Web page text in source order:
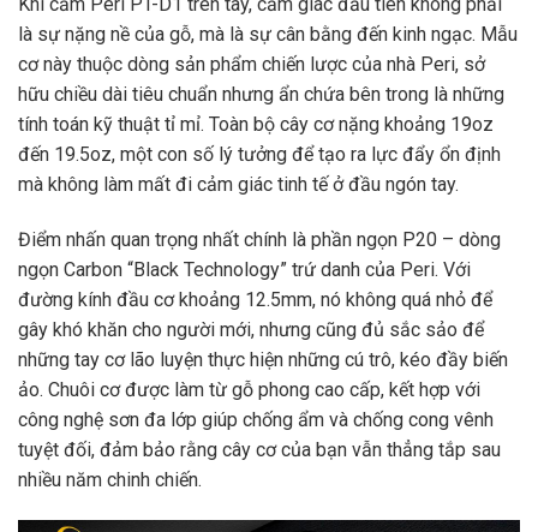
là sự nặng nề của gỗ, mà là sự cân bằng đến kinh ngạc. Mẫu
cơ này thuộc dòng sản phẩm chiến lược của nhà Peri, sở
hữu chiều dài tiêu chuẩn nhưng ẩn chứa bên trong là những
tính toán kỹ thuật tỉ mỉ. Toàn bộ cây cơ nặng khoảng 19oz
đến 19.5oz, một con số lý tưởng để tạo ra lực đẩy ổn định
mà không làm mất đi cảm giác tinh tế ở đầu ngón tay.
Điểm nhấn quan trọng nhất chính là phần ngọn P20 – dòng
ngọn Carbon “Black Technology” trứ danh của Peri. Với
đường kính đầu cơ khoảng 12.5mm, nó không quá nhỏ để
gây khó khăn cho người mới, nhưng cũng đủ sắc sảo để
những tay cơ lão luyện thực hiện những cú trô, kéo đầy biến
ảo. Chuôi cơ được làm từ gỗ phong cao cấp, kết hợp với
công nghệ sơn đa lớp giúp chống ẩm và chống cong vênh
tuyệt đối, đảm bảo rằng cây cơ của bạn vẫn thẳng tắp sau
nhiều năm chinh chiến.